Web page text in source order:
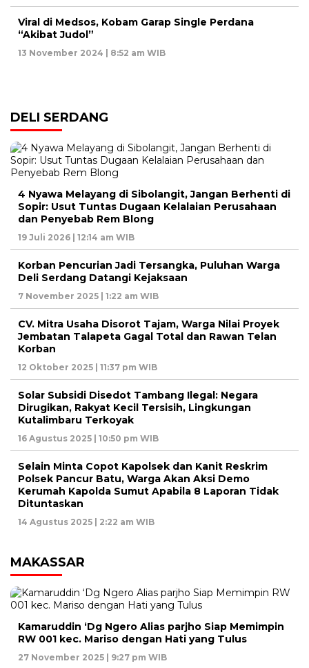
Viral di Medsos, Kobam Garap Single Perdana
“Akibat Judol”
13 November 2024 | 8:52 am WIB
DELI SERDANG
4 Nyawa Melayang di Sibolangit, Jangan Berhenti di
Sopir: Usut Tuntas Dugaan Kelalaian Perusahaan
dan Penyebab Rem Blong
19 Juli 2026 | 12:14 am WIB
Korban Pencurian Jadi Tersangka, Puluhan Warga
Deli Serdang Datangi Kejaksaan
7 November 2025 | 1:22 am WIB
CV. Mitra Usaha Disorot Tajam, Warga Nilai Proyek
Jembatan Talapeta Gagal Total dan Rawan Telan
Korban
12 Oktober 2025 | 11:37 pm WIB
Solar Subsidi Disedot Tambang Ilegal: Negara
Dirugikan, Rakyat Kecil Tersisih, Lingkungan
Kutalimbaru Terkoyak
16 Agustus 2025 | 10:50 pm WIB
Selain Minta Copot Kapolsek dan Kanit Reskrim
Polsek Pancur Batu, Warga Akan Aksi Demo
Kerumah Kapolda Sumut Apabila 8 Laporan Tidak
Dituntaskan
14 Agustus 2025 | 2:22 am WIB
MAKASSAR
Kamaruddin ‘Dg Ngero Alias parjho Siap Memimpin
RW 001 kec. Mariso dengan Hati yang Tulus
27 November 2025 | 9:27 pm WIB